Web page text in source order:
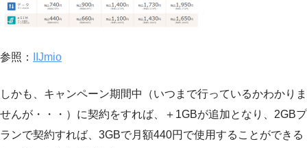
参照： IIJmio
しかも、キャンペーン期間中（いつまで行っているかわかりま
せんが・・・）に契約をすれば、＋1GBが追加となり、2GBプ
ランで契約すれば、3GBで月額440円で使用することができる